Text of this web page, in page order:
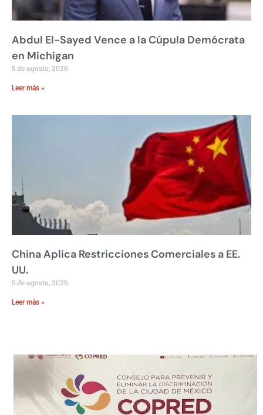
Abdul El-Sayed Vence a la Cúpula Demócrata
en Michigan
5 de agosto, 2026
Leer más »
China Aplica Restricciones Comerciales a EE.
UU.
5 de agosto, 2026
Leer más »